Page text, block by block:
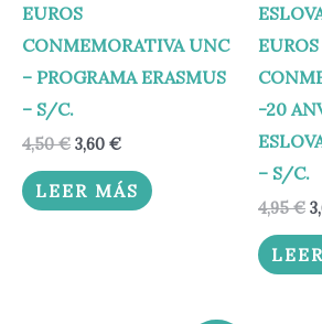
EUROS
CONMEMORATIVA UNC
– PROGRAMA ERASMUS
– S/C.
4,50€ 3,60 €
LEER MÁS
EUROS
-20
– S/C.
4,95€